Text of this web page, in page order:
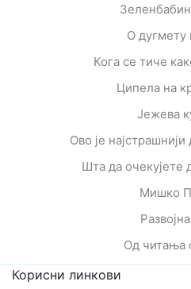
О дугмету
Кога се тиче
Ципела на
Јежева
Ово је
Шта да очекујете
Мишко
Од читања
Корисни линкови